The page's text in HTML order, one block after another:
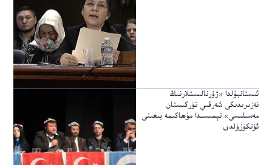
ئىستانبۇلدا «ژۇرنالىستلارنىڭ
نەزىرىدىكى شەرقىي تۈركىستان
مەسىلىسى» تېمىسىدا مۇھاكىمە يىغىنى
ئۆتكۈزۈلدى